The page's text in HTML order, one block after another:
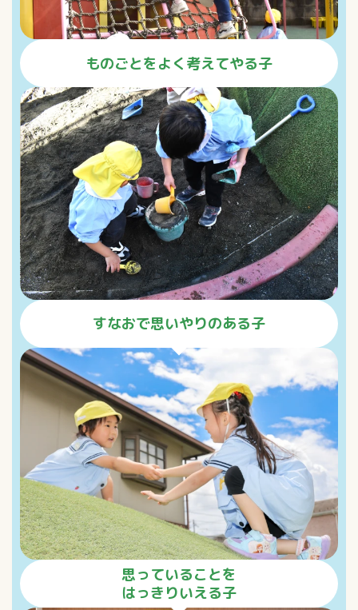
ものごとをよく考えてやる子
すなおで思いやりのある子
思っていることを
はっきりいえる子